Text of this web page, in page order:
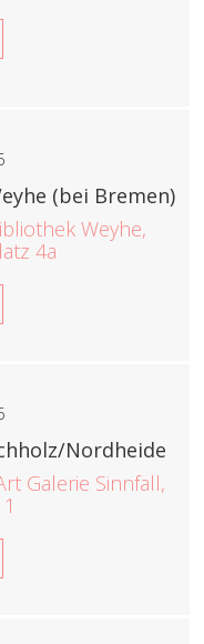
(bei Bremen)
Weyhe,
4a
Nordheide
Galerie Sinnfall,